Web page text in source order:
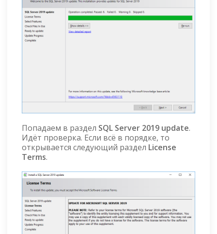
Попадаем в раздел SQL Server 2019 update.
Идёт проверка. Если всё в порядке, то
открывается следующий раздел License
Terms.